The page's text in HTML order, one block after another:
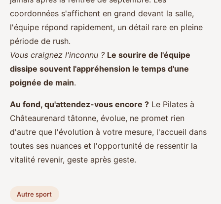
coordonnées s'affichent en grand devant la salle,
l'équipe répond rapidement, un détail rare en pleine
période de rush.
Vous craignez l'inconnu ? Le sourire de l'équipe
dissipe souvent l'appréhension le temps d'une
poignée de main.
Au fond, qu'attendez-vous encore ? Le Pilates à
Châteaurenard tâtonne, évolue, ne promet rien
d'autre que l'évolution à votre mesure, l'accueil dans
toutes ses nuances et l'opportunité de ressentir la
vitalité revenir, geste après geste.
Autre sport